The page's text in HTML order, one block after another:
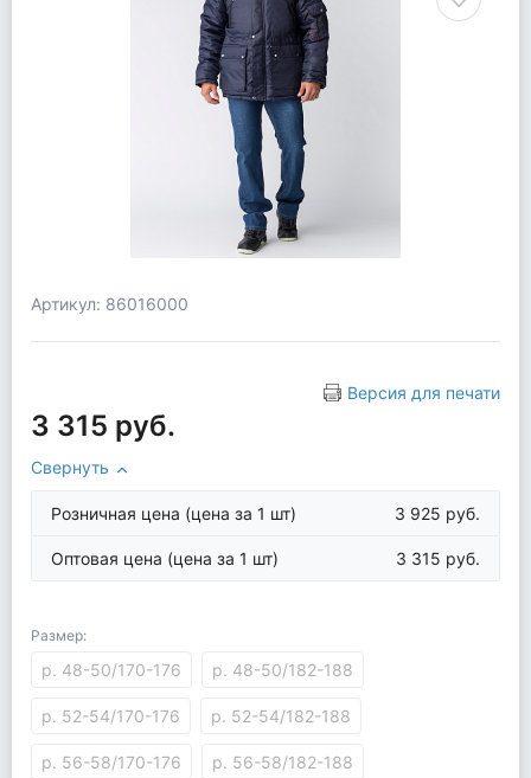
Артикул: 86016000
Версия для печати
3 315 руб.
Свернуть
Розничная цена (цена за 1 шт) 3 925 руб.
Оптовая цена (цена за 1 шт) 3 315 руб.
Размер:
р. 48-50/170-176 р. 48-50/182-188
р. 52-54/170-176 р. 52-54/182-188
р. 56-58/170-176 р. 56-58/182-188